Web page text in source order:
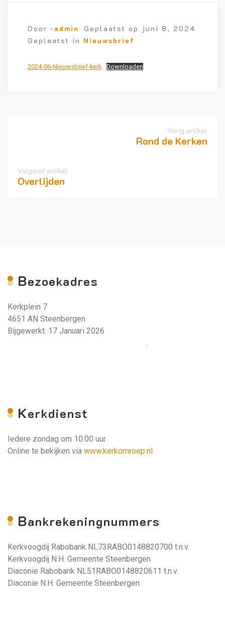
Door -admin Geplaatst op
juni 8, 2024
Geplaatst in Nieuwsbrief
2024-06-Nieuwsbrief-kerk Downloaden
Vorig artikel
Rond de Kerken
Volgend artikel
Overlijden
Bezoekadres
Kerkplein 7
4651 AN Steenbergen
Bijgewerkt: 17 Januari 2026
.
Kerkdienst
Iedere zondag om 10:00 uur
Online te bekijken via www.kerkomroep.nl
Bankrekeningnummers
Kerkvoogdij Rabobank NL73RABO0148820700 t.n.v.
Kerkvoogdij N.H. Gemeente Steenbergen
Diaconie Rabobank NL51RABO0148820611 t.n.v.
Diaconie N.H. Gemeente Steenbergen